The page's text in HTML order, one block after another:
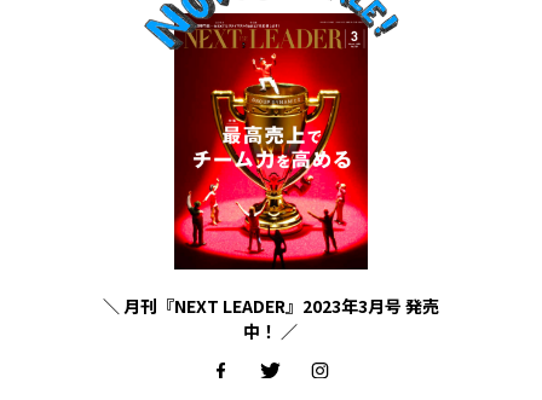
＼ 月刊『NEXT LEADER』2023年3月号 発売
中！ ／